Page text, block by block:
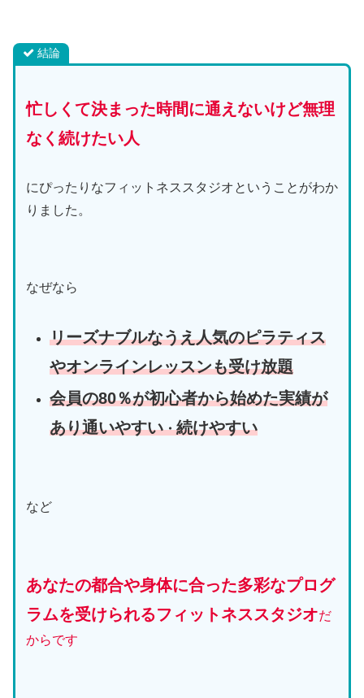
結論
忙しくて決まった時間に通えないけど無理
なく続けたい人
にぴったりなフィットネススタジオということがわか
りました。
なぜなら
リーズナブルなうえ人気のピラティス
やオンラインレッスンも受け放題
会員の80％が初心者から始めた実績が
あり通いやすい・続けやすい
など
あなたの都合や身体に合った多彩なプログ
ラムを受けられるフィットネススタジオだ
からです